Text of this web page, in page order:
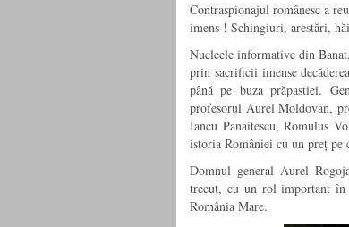
Contraspionajul românesc a
imens ! Schingiuri, arestări,
Nucleele informative din
prin sacrificii imense
până pe buza prăpastiei.
profesorul Aurel Moldovan,
Iancu Panaitescu, Romulus
istoria României cu un preț
Domnul general Aurel
trecut, cu un rol important în
România Mare.